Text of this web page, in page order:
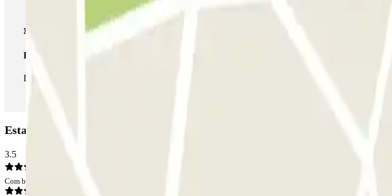
Passe ilimitado
Durante a sua estadia, pode entrar e sair do parque de estacionamento as vezes que quiser.
Estacionamento SABA Estación Santiago de Compostela: Opiniões
3.5
Com base em 10 opiniões